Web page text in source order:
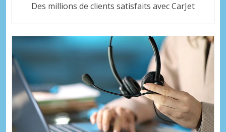
Des millions de clients satisfaits avec CarJet